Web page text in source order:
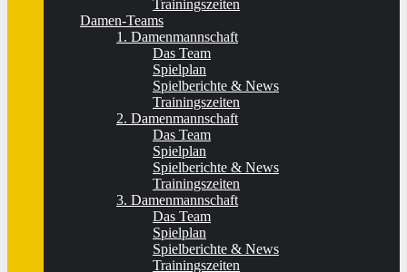
Trainingszeiten
Damen-Teams
1. Damenmannschaft
Das Team
Spielplan
Spielberichte & News
Trainingszeiten
2. Damenmannschaft
Das Team
Spielplan
Spielberichte & News
Trainingszeiten
3. Damenmannschaft
Das Team
Spielplan
Spielberichte & News
Trainingszeiten